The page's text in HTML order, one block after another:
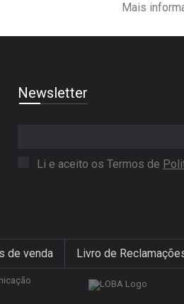
Mais
Newsletter
Li e aceito os Termos de
de venda Livro de